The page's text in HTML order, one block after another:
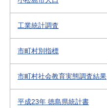
工業統計調査
市町村別指標
市町村社会教育実態調査結果
平成23年 徳島県統計書